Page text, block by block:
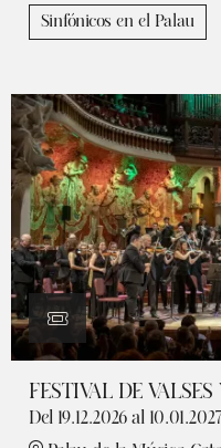
Sinfónicos en el Palau
FESTIVAL DE
Del 19.12.2026 al 10.01.2027